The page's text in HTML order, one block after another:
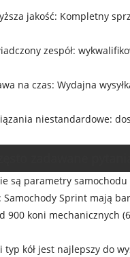
jakość: Kompletny
zespół:
na czas: Wydajna
niestandardowe:
są parametry
Samochody Sprint mają
900 koni mechanicznych
typ kół jest najlepszy do